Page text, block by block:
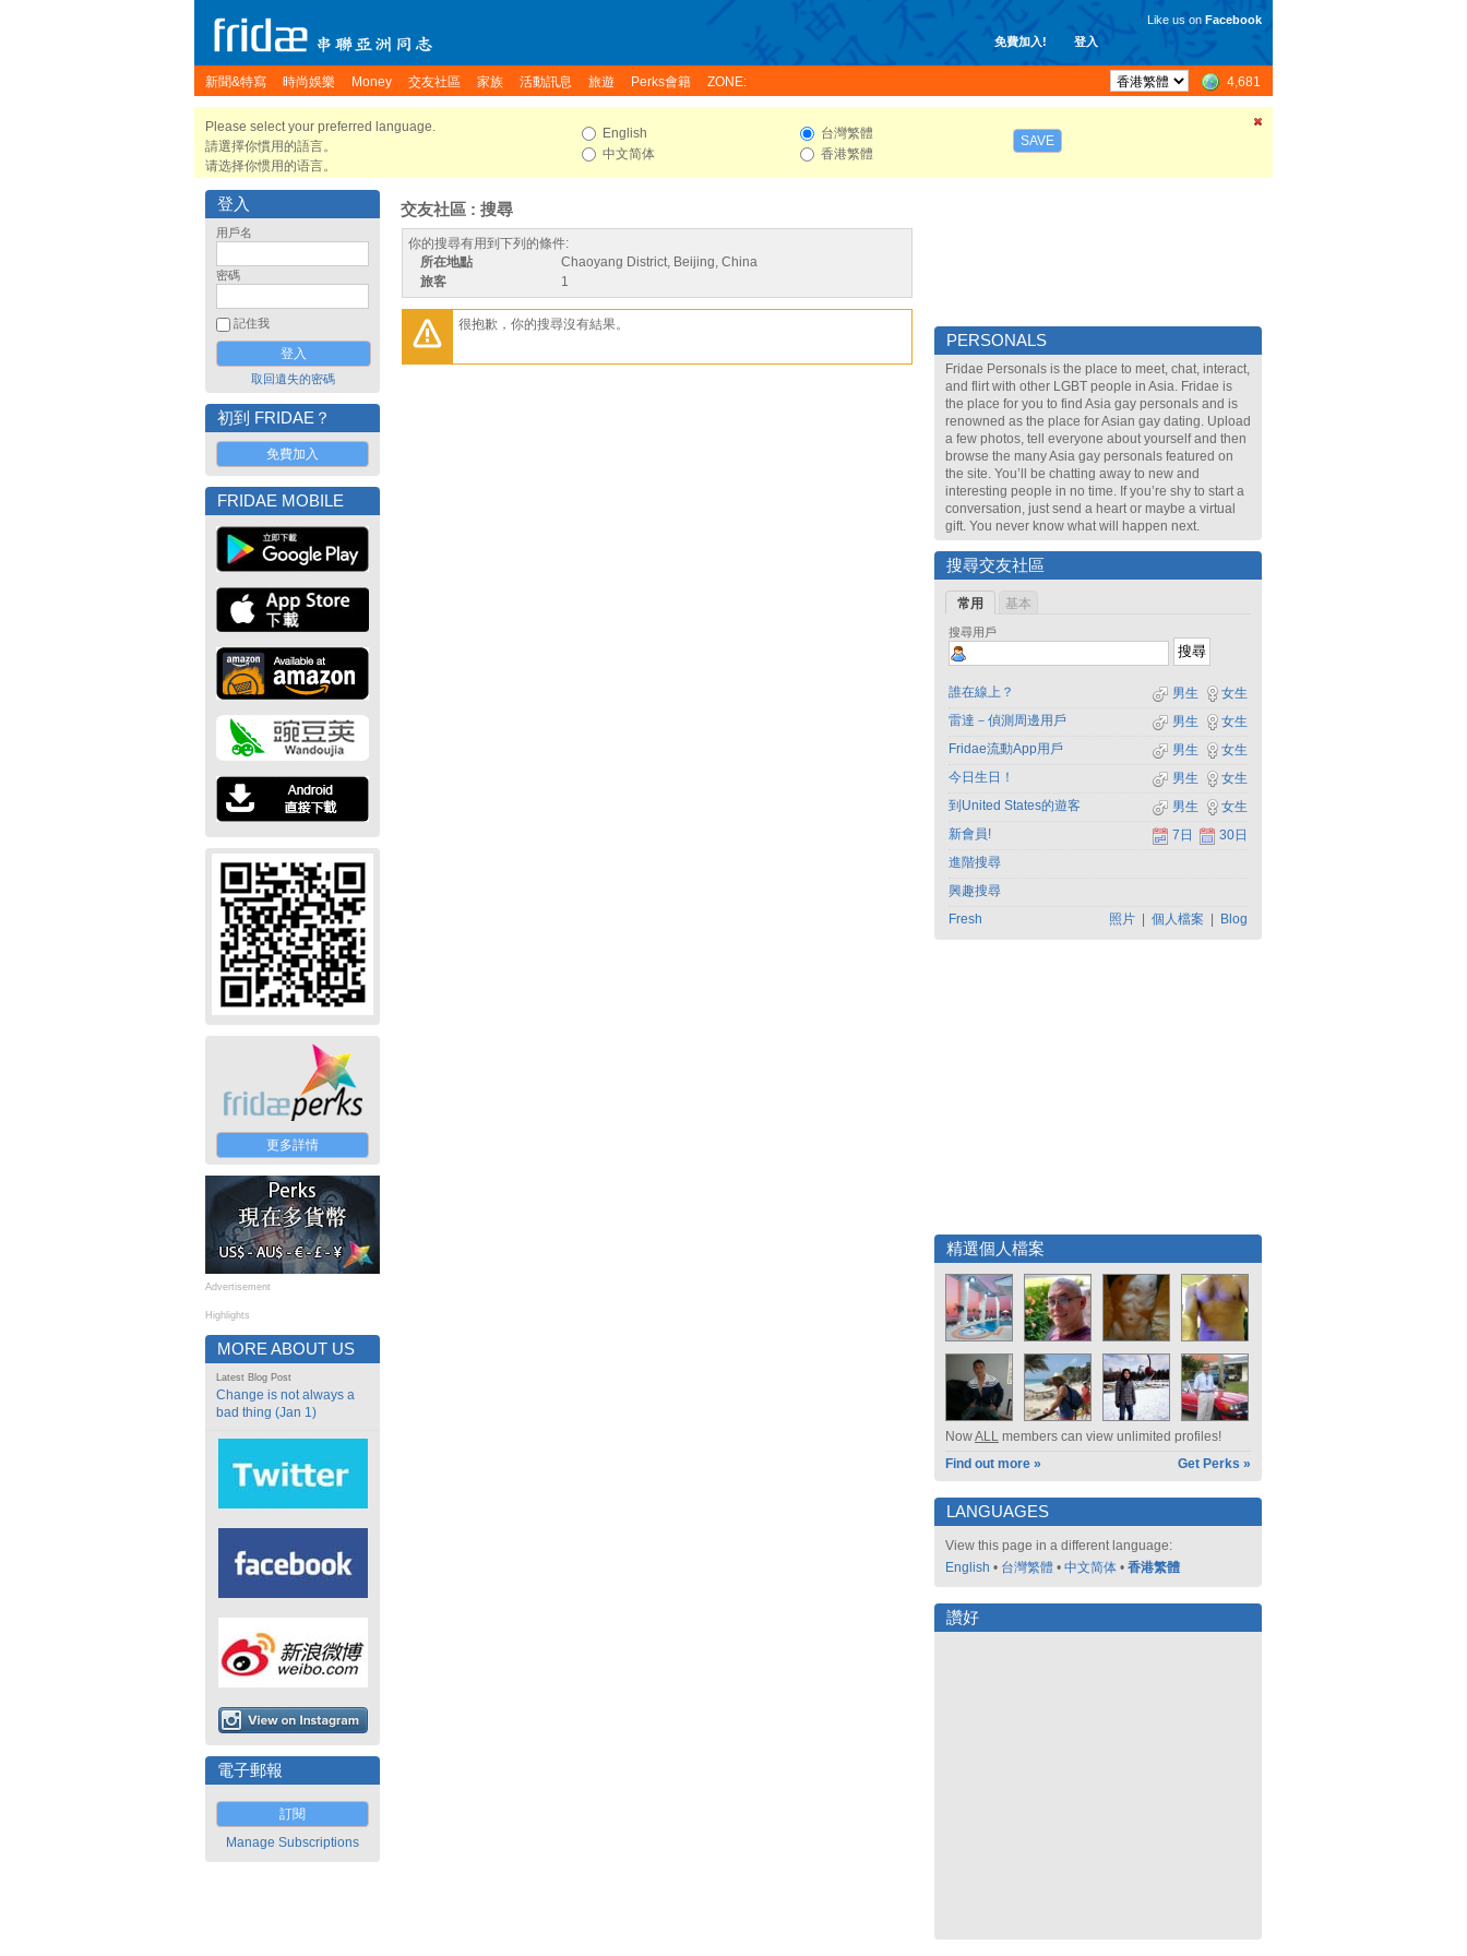
免費加入! 登入
Like us on Facebook
新聞&特寫 時尚娛樂 Money 交友社區 家族 活動訊息 旅遊 Perks會籍 ZONE: 4,681
Please select your preferred language.
請選擇你慣用的語言。
请选择你惯用的语言。
English
中文简体
台灣繁體
香港繁體
SAVE
登入
用戶名
密碼
記住我
取回遺失的密碼
初到 FRIDAE？
免費加入
FRIDAE MOBILE
更多詳情
Advertisement
Highlights
MORE ABOUT US
Latest Blog Post
Change is not always a
bad thing (Jan 1)
電子郵報
訂閱
Manage Subscriptions
交友社區 : 搜尋
你的搜尋有用到下列的條件:
所在地點
Chaoyang District, Beijing, China
旅客
1
很抱歉，你的搜尋沒有結果。
PERSONALS
Fridae Personals is the place to meet, chat, interact,
and flirt with other LGBT people in Asia. Fridae is
the place for you to find Asia gay personals and is
renowned as the place for Asian gay dating. Upload
a few photos, tell everyone about yourself and then
browse the many Asia gay personals featured on
the site. You’ll be chatting away to new and
interesting people in no time. If you’re shy to start a
conversation, just send a heart or maybe a virtual
gift. You never know what will happen next.
搜尋交友社區
常用 基本
搜尋用戶
誰在線上？ 女生
男生
雷達－偵測周邊用戶
女生
男生
Fridae流動App用戶
女生
男生
今日生日！
女生
男生
到United States的遊客
女生
男生
新會員!
30日
7日
進階搜尋
興趣搜尋
Fresh
照片 個人檔案 Blog
精選個人檔案
NowALL members can view unlimited profiles!
Find out more »
Get Perks »
LANGUAGES
View this page in a different language:
English • 台灣繁體 • 中文简体 • 香港繁體
讚好